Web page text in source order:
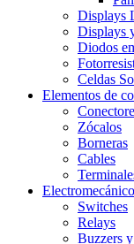
Displays
Displays
Diodos
Celdas
Elementos de
Zócalos
Borneras
Cables
Switches
Relays
Buzzers